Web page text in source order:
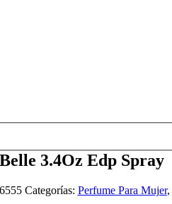
3.4Oz Edp Spray
Categorías: Perfume Para Mujer,